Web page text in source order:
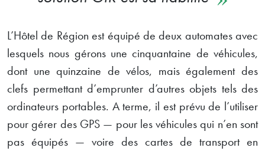
L’Hôtel de Région est équipé de deux automates avec
lesquels nous gérons une cinquantaine de véhicules,
dont une quinzaine de vélos, mais également des
clefs permettant d’emprunter d’autres objets tels des
ordinateurs portables. A terme, il est prévu de l’utiliser
pour gérer des GPS — pour les véhicules qui n’en sont
pas équipés — voire des cartes de transport en